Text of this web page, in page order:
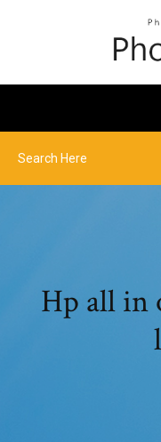
Hp all in